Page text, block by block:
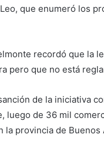
que enumeró los
recordó que la
pero que no está
de la iniciativa
luego de 36 mil
la provincia de Buenos